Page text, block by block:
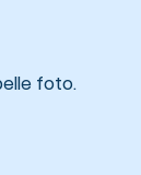
foto.